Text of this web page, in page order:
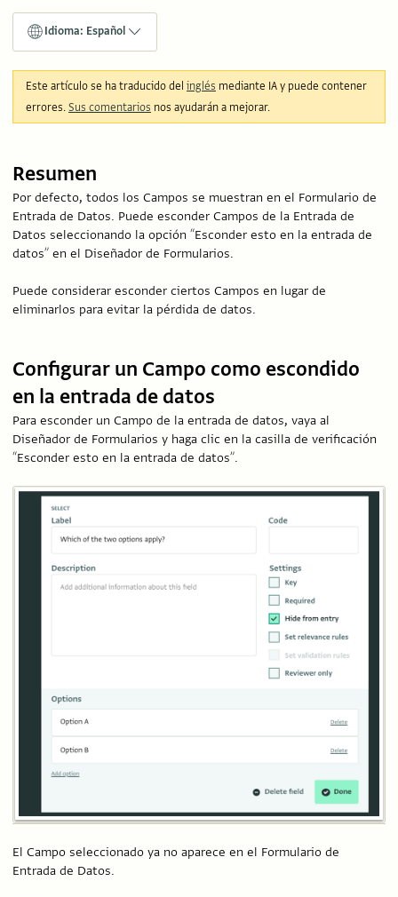
Idioma: Español
Este artículo se ha traducido del inglés mediante IA y puede contener
errores.Sus comentarios nos ayudarán a mejorar.
Resumen
Por defecto, todos los Campos se muestran en el Formulario de
Entrada de Datos. Puede esconder Campos de la Entrada de
Datos seleccionando la opción “Esconder esto en la entrada de
datos” en el Diseñador de Formularios.
Puede considerar esconder ciertos Campos en lugar de
eliminarlos para evitar la pérdida de datos.
Configurar un Campo como escondido
en la entrada de datos
Para esconder un Campo de la entrada de datos, vaya al
Diseñador de Formularios y haga clic en la casilla de verificación
“Esconder esto en la entrada de datos”.
El Campo seleccionado ya no aparece en el Formulario de
Entrada de Datos.